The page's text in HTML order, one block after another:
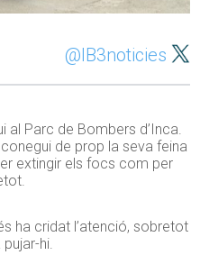
@IB3noticies
Parc de Bombers d’Inca.
de prop la seva feina
extingir els focs com per
ha cridat l’atenció, sobretot
hi.